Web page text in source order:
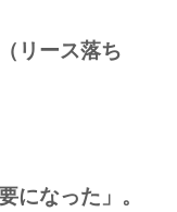
リース落ち
になった」。